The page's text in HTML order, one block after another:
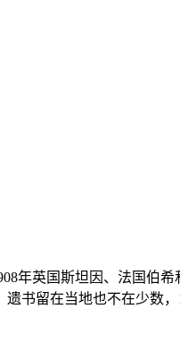
年英国斯坦因、法国伯
书留在当地也不在少数